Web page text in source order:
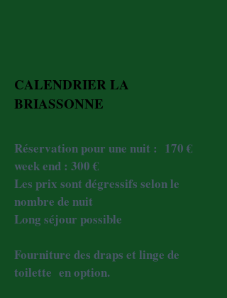
CALENDRIER LA
BRIASSONNE
Réservation pour une nuit : 170 €
week end : 300 €
Les prix sont dégressifs selon le
nombre de nuit
Long séjour possible
Fourniture des draps et linge de
toilette en option.